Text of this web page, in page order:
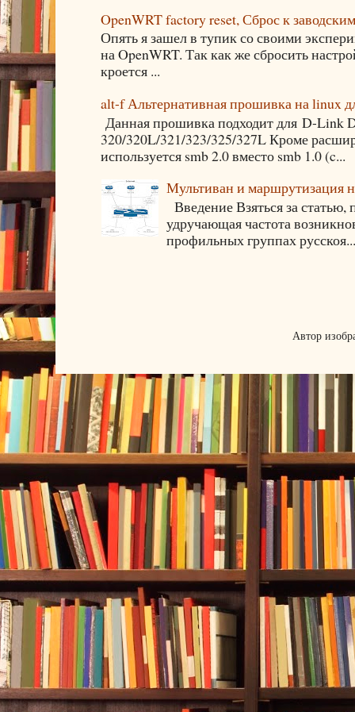
OpenWRT factory reset, Сброс к
Опять я зашел в тупик со своими
на OpenWRT. Так как же сбросить
кроется ...
alt-f Альтернативная прошивка на linux
Данная прошивка подходит для D-Link
320/320L/321/323/325/327L Кроме
используется smb 2.0 вместо smb 1.0 (c...
Мультиван и маршрутизация
Введение Взяться за
удручающая частота
профильных группах
Автор